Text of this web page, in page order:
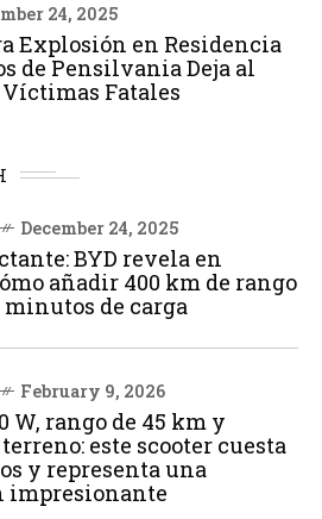
24, 2025
Explosión en Residencia
de Pensilvania Deja al
Víctimas Fatales
December 24, 2025
BYD revela en
añadir 400 km de rango
minutos de carga
February 9, 2026
W, rango de 45 km y
este scooter cuesta
y representa una
impresionante